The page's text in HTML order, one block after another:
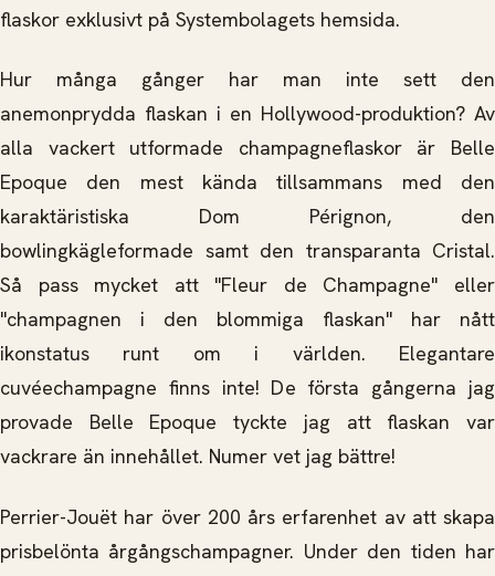
flaskor exklusivt på Systembolagets hemsida.
Hur många gånger har man inte sett den
anemonprydda flaskan i en Hollywood-produktion? Av
alla vackert utformade champagneflaskor är Belle
Epoque den mest kända tillsammans med den
karaktäristiska Dom Pérignon, den
bowlingkägleformade samt den transparanta Cristal.
Så pass mycket att "Fleur de Champagne" eller
"champagnen i den blommiga flaskan" har nått
ikonstatus runt om i världen. Elegantare
cuvéechampagne finns inte! De första gångerna jag
provade Belle Epoque tyckte jag att flaskan var
vackrare än innehållet. Numer vet jag bättre!
Perrier-­Jouët har över 200 års erfarenhet av att skapa
prisbelönta årgångschampagner. Under den tiden har